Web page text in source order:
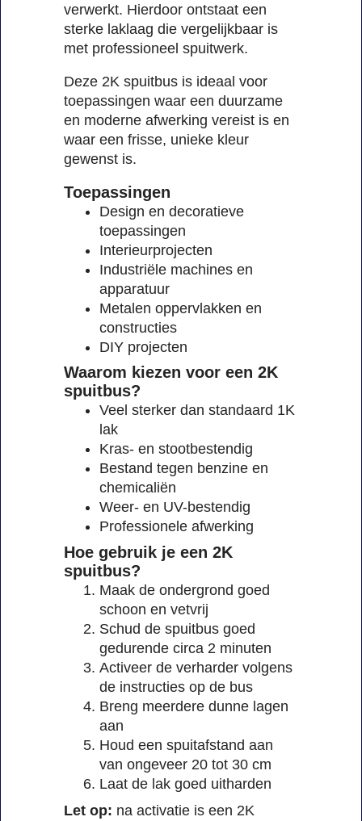
verwerkt. Hierdoor ontstaat een
sterke laklaag die vergelijkbaar is
met professioneel spuitwerk.
Deze 2K spuitbus is ideaal voor
toepassingen waar een duurzame
en moderne afwerking vereist is en
waar een frisse, unieke kleur
gewenst is.
Toepassingen
Design en decoratieve
toepassingen
Interieurprojecten
Industriële machines en
apparatuur
Metalen oppervlakken en
constructies
DIY projecten
Waarom kiezen voor een 2K
spuitbus?
Veel sterker dan standaard 1K
lak
Kras- en stootbestendig
Bestand tegen benzine en
chemicaliën
Weer- en UV-bestendig
Professionele afwerking
Hoe gebruik je een 2K
spuitbus?
Maak de ondergrond goed
schoon en vetvrij
Schud de spuitbus goed
gedurende circa 2 minuten
Activeer de verharder volgens
de instructies op de bus
Breng meerdere dunne lagen
aan
Houd een spuitafstand aan
van ongeveer 20 tot 30 cm
Laat de lak goed uitharden
Let op: na activatie is een 2K